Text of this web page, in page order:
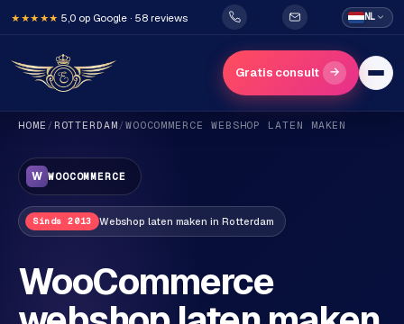
★★★★★ 5,0 op Google · 58 reviews NL
Gratis consult →
o
HOME / ROTTERDAM / WOOCOMMERCE WEBSHOP LATEN MAKEN
W WOOCOMMERCE
Sinds 2013 Webshop laten maken in Rotterdam
WooCommerce